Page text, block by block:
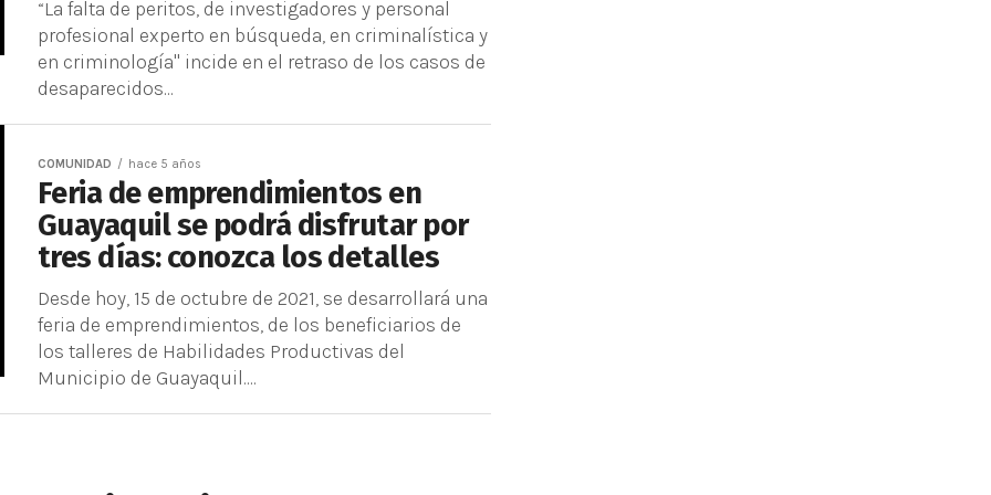
“La falta de peritos, de investigadores y personal
profesional experto en búsqueda, en criminalística y
en criminología" incide en el retraso de los casos de
desaparecidos...
COMUNIDAD hace 5 años
Feria de emprendimientos en
Guayaquil se podrá disfrutar por
tres días: conozca los detalles
Desde hoy, 15 de octubre de 2021, se desarrollará una
feria de emprendimientos, de los beneficiarios de
los talleres de Habilidades Productivas del
Municipio de Guayaquil....